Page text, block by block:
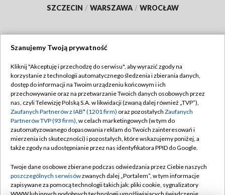
SZCZECIN / WARSZAWA / WROCŁAW
TVP
Abonament TVP
Emisja w TVP
Centrum informacji TVP
Naziemna Telewizja Cyfrowa
Rada Programowa
System NOS
Regulamin TVP
Polityka prywatności
Moje zgody
Pomoc
Kontakt
Szanujemy Twoją prywatność
Kliknij "Akceptuję i przechodzę do serwisu", aby wyrazić zgody na
korzystanie z technologii automatycznego śledzenia i zbierania danych,
dostęp do informacji na Twoim urządzeniu końcowym i ich
przechowywanie oraz na przetwarzanie Twoich danych osobowych przez
nas, czyli Telewizję Polską S.A. w likwidacji (zwaną dalej również „TVP”),
Zaufanych Partnerów z IAB* (1201 firm) oraz pozostałych Zaufanych
Partnerów TVP (93 firm), w celach marketingowych (w tym do
zautomatyzowanego dopasowania reklam do Twoich zainteresowań i
mierzenia ich skuteczności) i pozostałych, które wskazujemy poniżej, a
także zgody na udostępnianie przez nas identyfikatora PPID do Google.
Twoje dane osobowe zbierane podczas odwiedzania przez Ciebie naszych
poszczególnych serwisówzwanych dalej „Portalem”, w tym informacje
zapisywane za pomocą technologii takich jak: pliki cookie, sygnalizatory